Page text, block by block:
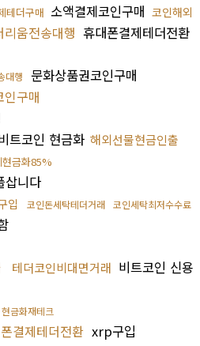
테더구매 소액결제코인구매 코인해외
리움전송대행 휴대폰결제테더전환
대행
문화상품권코인구매
인구매
트코인 현금화 해외선물현금인출
금화85%
삽니다
입 코인돈세탁테더거래 코인세탁최저수수료
테더코인비대면거래 비트코인 신용
현금화재테크
결제테더전환 xrp구입